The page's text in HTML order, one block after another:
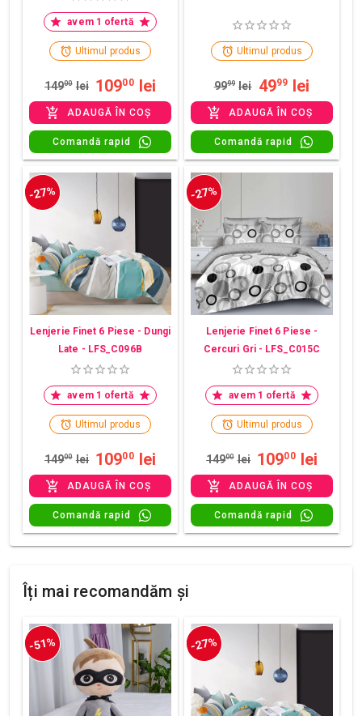
avem 1 ofertă
Ultimul produs
14900 lei 10900 lei
ADAUGĂ ÎN COȘ
Comandă rapid
Ultimul produs
9999 lei 4999 lei
ADAUGĂ ÎN COȘ
Comandă rapid
-27%
Lenjerie Finet 6 Piese - Dungi
Late - LFS_C096B
avem 1 ofertă
Ultimul produs
14900 lei 10900 lei
ADAUGĂ ÎN COȘ
Comandă rapid
-27%
Lenjerie Finet 6 Piese -
Cercuri Gri - LFS_C015C
avem 1 ofertă
Ultimul produs
14900 lei 10900 lei
ADAUGĂ ÎN COȘ
Comandă rapid
Îți mai recomandăm și
-51% -27%